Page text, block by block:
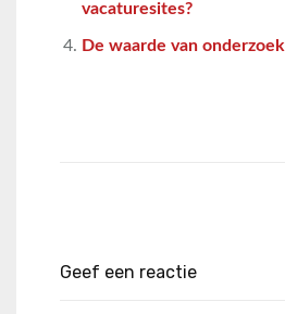
vacaturesites?
De waarde van onderzoek
Geef een reactie